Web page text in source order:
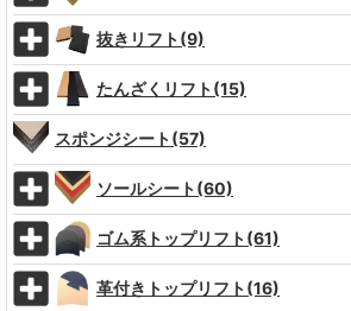
抜きリフト(9)
たんざくリフト(15)
スポンジシート(57)
ソールシート(60)
ゴム系トップリフト(61)
革付きトップリフト(16)